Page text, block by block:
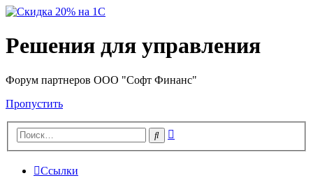
Решения для управления
Форум партнеров ООО "Софт Финанс"
Пропустить
Поиск
Ссылки